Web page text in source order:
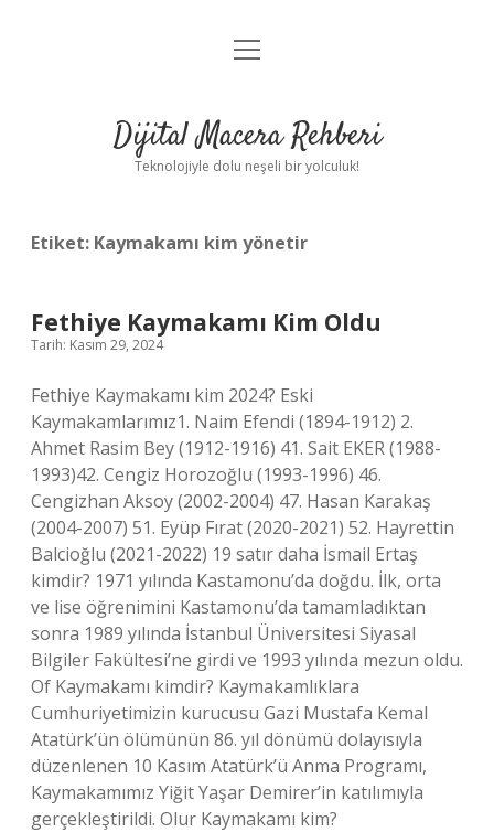
Anasayfa
Yasal Uyarı
menüyü
Dijital Macera Rehberi
Teknolojiyle dolu neşeli bir yolculuk!
Etiket: Kaymakamı kim yönetir
Fethiye Kaymakamı Kim Oldu
Tarih: Kasım 29, 2024
Fethiye Kaymakamı kim 2024? Eski
Kaymakamlarımız1. Naim Efendi (1894-1912) 2.
Ahmet Rasim Bey (1912-1916) 41. Sait EKER (1988-
1993)42. Cengiz Horozoğlu (1993-1996) 46.
Cengizhan Aksoy (2002-2004) 47. Hasan Karakaş
(2004-2007) 51. Eyüp Fırat (2020-2021) 52. Hayrettin
Balcioğlu (2021-2022) 19 satır daha İsmail Ertaş
kimdir? 1971 yılında Kastamonu’da doğdu. İlk, orta
ve lise öğrenimini Kastamonu’da tamamladıktan
sonra 1989 yılında İstanbul Üniversitesi Siyasal
Bilgiler Fakültesi’ne girdi ve 1993 yılında mezun oldu.
Of Kaymakamı kimdir? Kaymakamlıklara
Cumhuriyetimizin kurucusu Gazi Mustafa Kemal
Atatürk’ün ölümünün 86. yıl dönümü dolayısıyla
düzenlenen 10 Kasım Atatürk’ü Anma Programı,
Kaymakamımız Yiğit Yaşar Demirer’in katılımıyla
gerçekleştirildi. Olur Kaymakamı kim?